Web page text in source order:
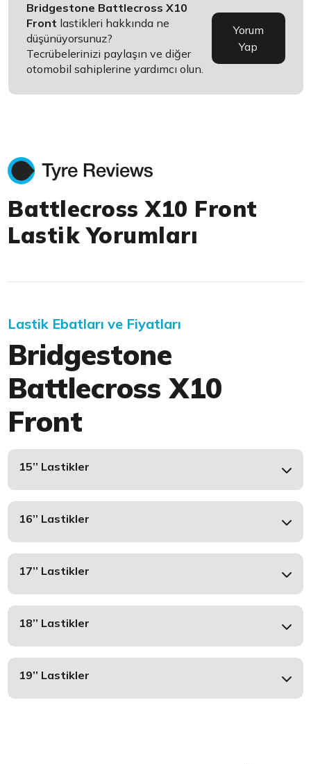
Bridgestone Battlecross X10
Front lastikleri hakkında ne
düşünüyorsunuz?
Tecrübelerinizi paylaşın ve diğer
otomobil sahiplerine yardımcı olun.
Yorum
Yap
Battlecross X10 Front
Lastik Yorumları
Lastik Ebatları ve Fiyatları
Bridgestone
Battlecross X10
Front
15’’ Lastikler
16’’ Lastikler
17’’ Lastikler
18’’ Lastikler
19’’ Lastikler